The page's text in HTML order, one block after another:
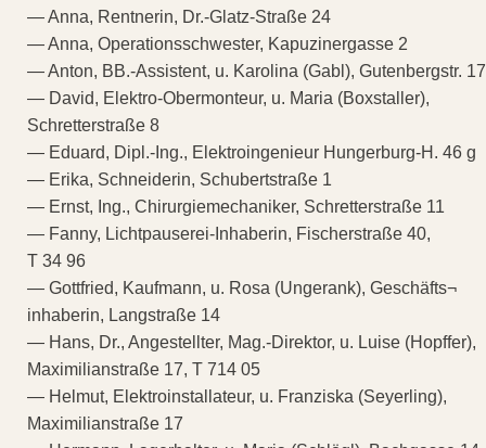
— Anna, Rentnerin, Dr.-Glatz-Straße 24
— Anna, Operationsschwester, Kapuzinergasse 2
— Anton, BB.-Assistent, u. Karolina (Gabl), Gutenbergstr. 17
— David, Elektro-Obermonteur, u. Maria (Boxstaller),
Schretterstraße 8
— Eduard, Dipl.-Ing., Elektroingenieur Hungerburg-H. 46 g
— Erika, Schneiderin, Schubertstraße 1
— Ernst, Ing., Chirurgiemechaniker, Schretterstraße 11
— Fanny, Lichtpauserei-Inhaberin, Fischerstraße 40,
T 34 96
— Gottfried, Kaufmann, u. Rosa (Ungerank), Geschäfts¬
inhaberin, Langstraße 14
— Hans, Dr., Angestellter, Mag.-Direktor, u. Luise (Hopffer),
Maximilianstraße 17, T 714 05
— Helmut, Elektroinstallateur, u. Franziska (Seyerling),
Maximilianstraße 17